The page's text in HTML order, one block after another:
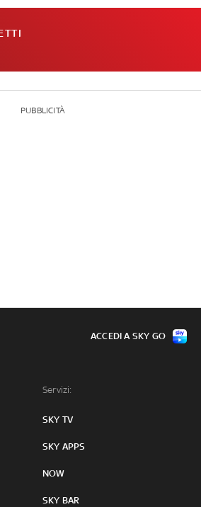
PUBBLICITÀ
Servizi:
SKY TV
SKY APPS
NOW
SKY BAR
ACCEDI A SKY GO